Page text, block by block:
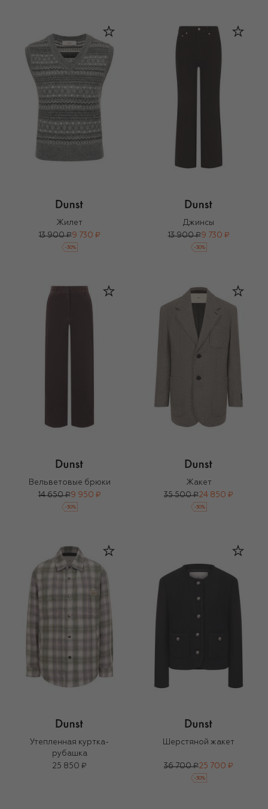
Жилет
13 900 ₽9 730 ₽
-30%
Джинсы
13 900 ₽9 730 ₽
-30%
Вельветовые брюки
14 650 ₽9 950 ₽
-30%
Жакет
35 500 ₽24 850 ₽
-30%
Утепленная куртка-
рубашка
25 850 ₽
Шерстяной жакет
36 700 ₽25 700 ₽
-30%